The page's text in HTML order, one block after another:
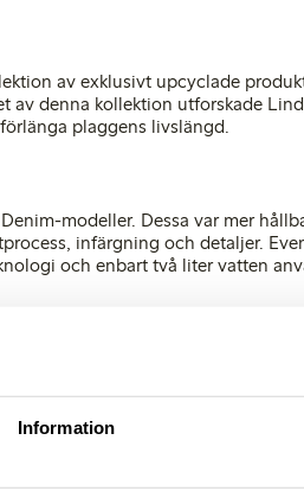
Information
av exklusivt upcyclade
av denna kollektion utforskade
plaggens livslängd.
modeller. Dessa var mer
infärgning och detaljer.
och enbart två liter vatten
ett projekt där modeföretaget